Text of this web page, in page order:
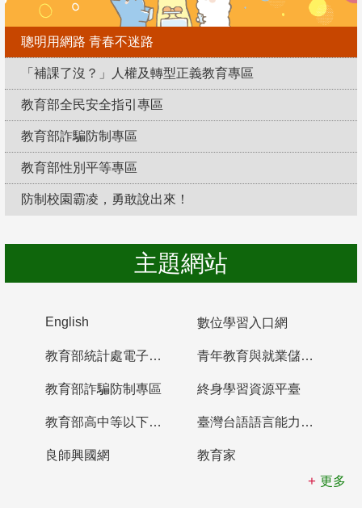
聰明用網路 青春不迷路
「補課了沒？」人權及轉型正義教育專區
教育部全民安全指引專區
教育部詐騙防制專區
教育部性別平等專區
防制校園霸凌，勇敢說出來！
主題網站
English 數位學習入口網
教育部統計處電子書櫃 青年教育與就業儲蓄帳戶
教育部詐騙防制專區 終身學習資源平臺
教育部高中等以下學校及幼兒園教師資格檢定考試 臺灣台語語言能力認證網站
良師興國網
教育家
更多